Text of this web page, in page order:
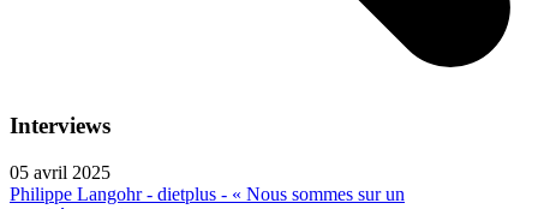
Interviews
05 avril 2025
Philippe Langohr - dietplus - « Nous sommes sur un